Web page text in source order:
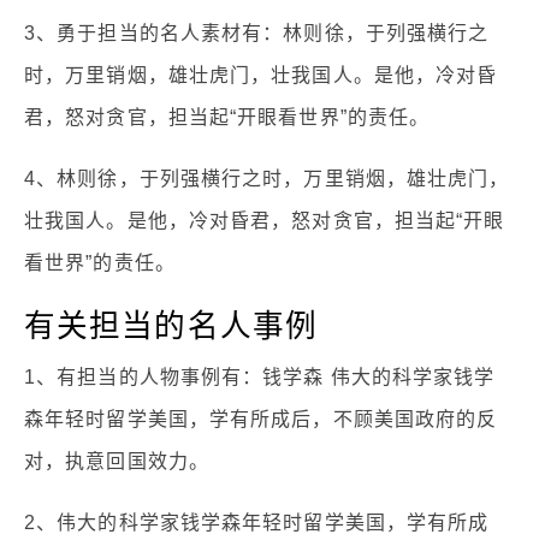
3、勇于担当的名人素材有：林则徐，于列强横行之
时，万里销烟，雄壮虎门，壮我国人。是他，冷对昏
君，怒对贪官，担当起“开眼看世界”的责任。
4、林则徐，于列强横行之时，万里销烟，雄壮虎门，
壮我国人。是他，冷对昏君，怒对贪官，担当起“开眼
看世界”的责任。
有关担当的名人事例
1、有担当的人物事例有：钱学森 伟大的科学家钱学
森年轻时留学美国，学有所成后，不顾美国政府的反
对，执意回国效力。
2、伟大的科学家钱学森年轻时留学美国，学有所成